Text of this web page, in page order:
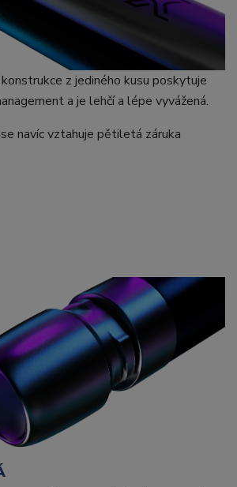
z jediného kusu poskytuje
a je lehčí a lépe vyvážená.
navíc vztahuje pětiletá záruka